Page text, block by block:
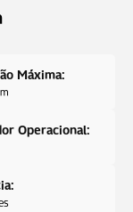
Máxima:
Operacional: